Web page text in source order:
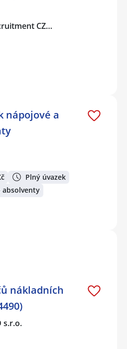
CZ…
nápojové a
Plný úvazek
absolventy
nákladních
s.r.o.